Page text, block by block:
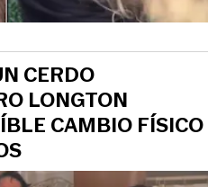
CERDO
LONGTON
CAMBIO FÍSICO